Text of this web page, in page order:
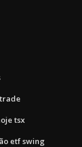
tsx
etf swing